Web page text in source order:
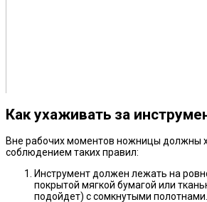
Как ухаживать за
Вне рабочих моментов ножницы должны
соблюдением таких правил:
Инструмент должен лежать на
покрытой мягкой бумагой или
подойдет) с сомкнутыми полотнами.